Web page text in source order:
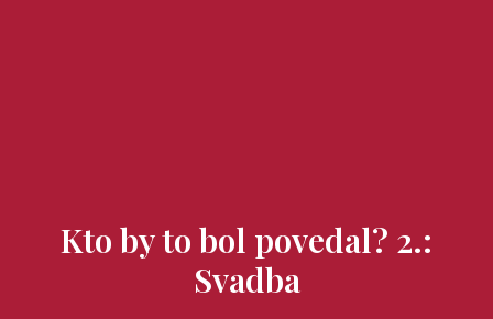
Kto by to bol povedal? 2.:
Svadba